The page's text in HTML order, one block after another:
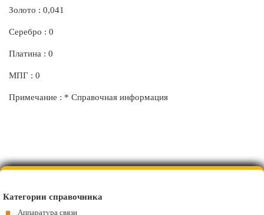
Золото : 0,041
Серебро : 0
Платина : 0
МПГ : 0
Примечание : * Справочная информация
Категории справочника
Аппаратура связи